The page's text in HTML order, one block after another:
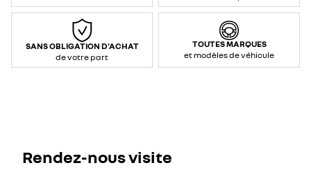
SANS OBLIGATION D'ACHAT
de votre part
TOUTES MARQUES
et modèles de véhicule
Rendez-nous visite